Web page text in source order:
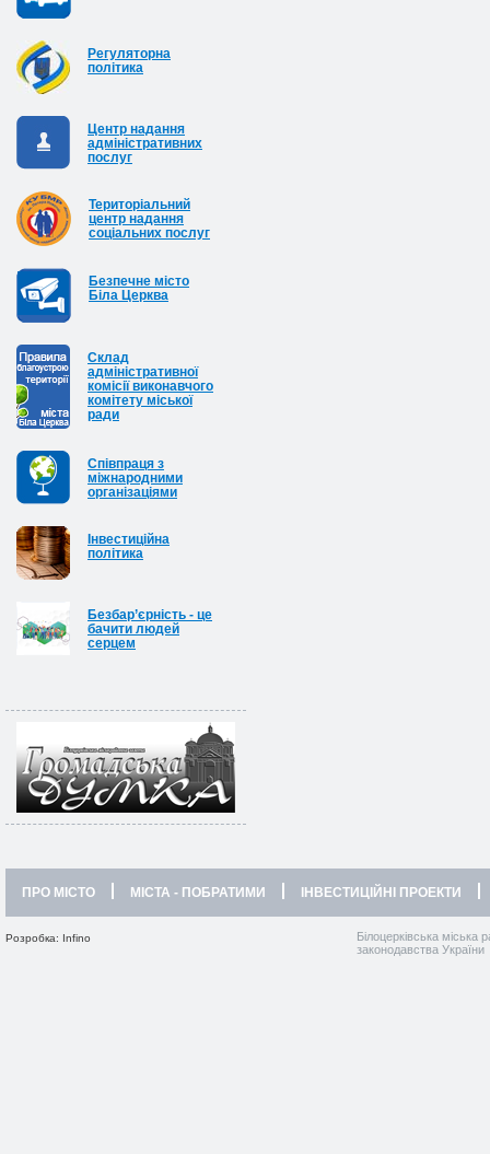
Регуляторна
політика
Центр надання
адміністративних
послуг
Територіальний
центр надання
соціальних послуг
Безпечне місто
Біла Церква
Cклад
адміністративної
комісії виконавчого
комітету міської
ради
Співпраця з
міжнародними
організаціями
Інвестиційна
політика
Безбар’єрність - це
бачити людей
серцем
ПРО МІСТО МІСТА - ПОБРАТИМИ ІНВЕСТИЦІЙНІ ПРОЕКТИ
Розробка: Infino
Білоцерківська міська
законодавства України